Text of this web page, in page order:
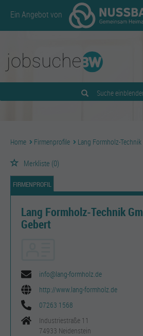
Ein Angebot von
Suche
Home Firmenprofile Lang Formholz-
Merkliste (0)
FIRMENPROFIL
Lang Formholz-Technik
Gebert
info@lang-formholz.de
http://www.lang-formholz.de
07263 1568
Industriestraße 11
74933 Neidenstein